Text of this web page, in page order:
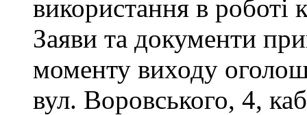
використання в роботі
Заяви та документи
моменту виходу
вул. Воровського, 4,